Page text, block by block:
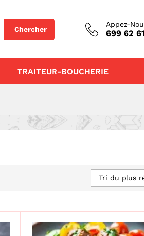
Chercher
Appez-
699 62
TRAITEUR-BOUCHERIE
Tri du plus